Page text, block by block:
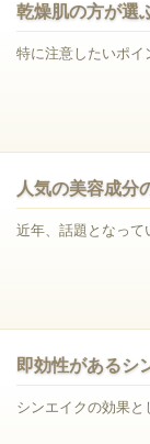
乾燥肌の方が選
特に注意したいポイ
人気の美容成分
近年、話題となって
即効性があるシ
シンエイクの効果と